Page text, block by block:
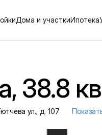
Дома и участкиИпотека
38.8
ул., д. 107